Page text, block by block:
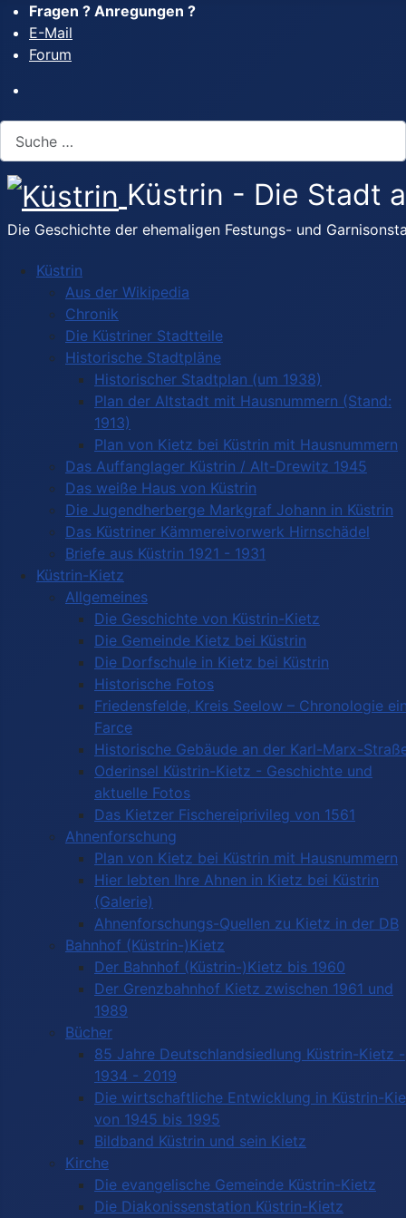
Fragen ? Anregungen ?
E-Mail
Forum
Küstrin - Die Stadt
Die Geschichte der ehemaligen Festungs- und
Küstrin
Aus der Wikipedia
Chronik
Die Küstriner Stadtteile
Historische Stadtpläne
Historischer Stadtplan (um 1938)
Plan der Altstadt mit Hausnummern (Stand:
1913)
Plan von Kietz bei Küstrin mit Hausnummern
Das Auffanglager Küstrin / Alt-Drewitz 1945
Das weiße Haus von Küstrin
Die Jugendherberge Markgraf Johann in Küstrin
Das Küstriner Kämmereivorwerk Hirnschädel
Briefe aus Küstrin 1921 - 1931
Küstrin-Kietz
Allgemeines
Die Geschichte von Küstrin-Kietz
Die Gemeinde Kietz bei Küstrin
Die Dorfschule in Kietz bei Küstrin
Historische Fotos
Friedensfelde, Kreis Seelow – Chronologie
Farce
Historische Gebäude an der Karl-Marx-
Oderinsel Küstrin-Kietz - Geschichte und
aktuelle Fotos
Das Kietzer Fischereiprivileg von 1561
Ahnenforschung
Plan von Kietz bei Küstrin mit Hausnummern
Hier lebten Ihre Ahnen in Kietz bei Küstrin
(Galerie)
Ahnenforschungs-Quellen zu Kietz in der DB
Bahnhof (Küstrin-)Kietz
Der Bahnhof (Küstrin-)Kietz bis 1960
Der Grenzbahnhof Kietz zwischen 1961 und
1989
Bücher
85 Jahre Deutschlandsiedlung Küstrin-Kietz -
1934 - 2019
Die wirtschaftliche Entwicklung in Küstrin-
von 1945 bis 1995
Bildband Küstrin und sein Kietz
Kirche
Die evangelische Gemeinde Küstrin-Kietz
Die Diakonissenstation Küstrin-Kietz